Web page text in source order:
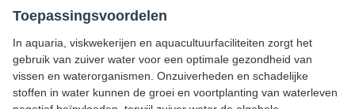
Toepassingsvoordelen
In aquaria, viskwekerijen en aquacultuurfaciliteiten zorgt het
gebruik van zuiver water voor een optimale gezondheid van
vissen en waterorganismen. Onzuiverheden en schadelijke
stoffen in water kunnen de groei en voortplanting van waterleven